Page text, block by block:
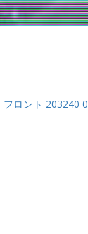
フロント 203240